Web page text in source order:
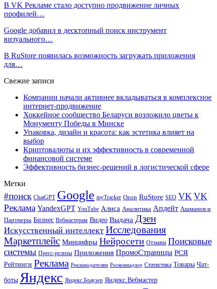
В VK Рекламе стало доступно продвижение личных
профилей…
Google добавил в десктопный поиск инструмент
визуального…
В RuStore появилась возможность загружать приложения
для…
Свежие записи
Компании начали активнее вкладываться в комплексное
интернет-продвижение
Хоккейное сообщество Беларуси возложило цветы к
Монументу Победы в Минске
Упаковка, дизайн и красота: как эстетика влияет на
выбор
Криптовалюты и их эффективность в современной
финансовой системе
Эффективность бизнес-решений в логистической сфере
Метки
#поиск ChatGPT Google myTracker Ozon RuStore SEO VK VK
Реклама YandexGPT YouTube Алиса Аналитика Апдейт Ашманов и
Партнеры Бизнес Вебмастерам Видео Выдача Дзен
Искусственный интеллект Исследования
Маркетплейс Минцифры Нейросети Отзывы Поисковые
системы Пресс-релизы Приложения ПромоСтраницы РСЯ
Рейтинги Реклама Рекламодателям Роскомнадзор Статистика Товары Чат-
боты Яндекс Яндекс.Браузер Яндекс.Вебмастер